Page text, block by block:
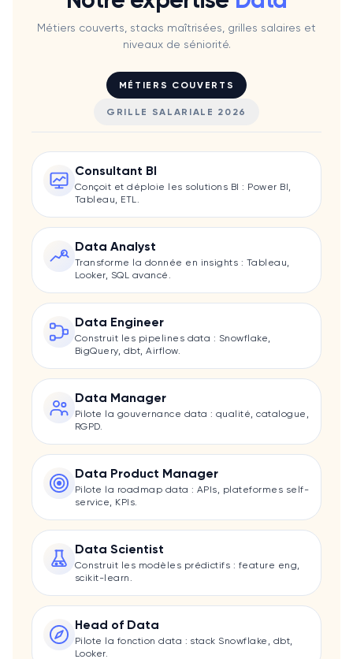
Métiers couverts, stacks maîtrisées, grilles salaires et
niveaux de séniorité.
MÉTIERS COUVERTS
GRILLE SALARIALE 2026
Consultant BI
Conçoit et déploie les solutions BI : Power BI,
Tableau, ETL.
Data Analyst
Transforme la donnée en insights : Tableau,
Looker, SQL avancé.
Data Engineer
Construit les pipelines data : Snowflake,
BigQuery, dbt, Airflow.
Data Manager
Pilote la gouvernance data : qualité, catalogue,
RGPD.
Data Product Manager
Pilote la roadmap data : APIs, plateformes self-
service, KPIs.
Data Scientist
Construit les modèles prédictifs : feature eng,
scikit-learn.
Head of Data
Pilote la fonction data : stack Snowflake, dbt,
Looker.